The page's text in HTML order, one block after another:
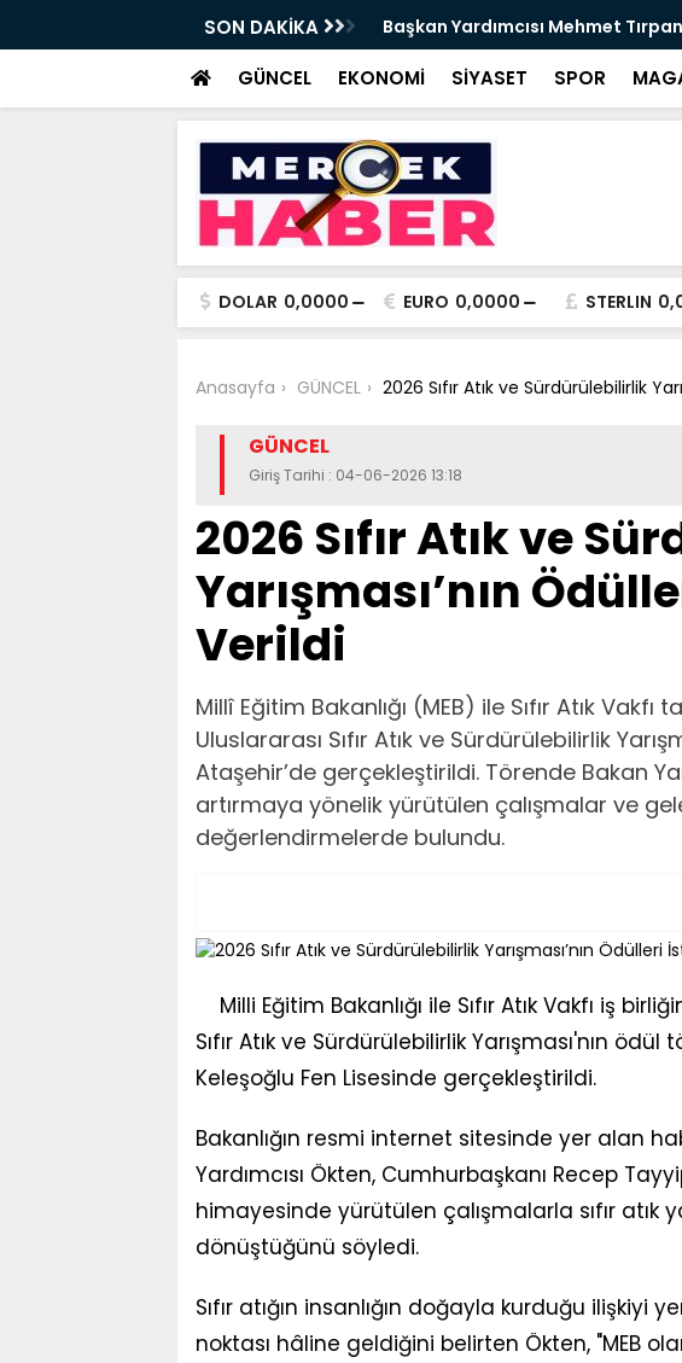
SON DAKİKA
Haftalık Basın Bilgilendirme Toplantısı
Başkan Yardımcısı Mehmet
Haber
GÜNCEL EKONOMİ SİYASET SPOR
DOLAR 0,0000 EURO 0,0000 STERLIN
Anasayfa GÜNCEL 2026 Sıfır Atık ve Sürdürülebilirlik
GÜNCEL
Giriş Tarihi : 04-06-2026 13:18
2026 Sıfır Atık ve
Yarışması’nın
Verildi
Millî Eğitim Bakanlığı (MEB) ile Sıfır Atık
Uluslararası Sıfır Atık ve Sürdürülebilirlik
Ataşehir’de gerçekleştirildi. Törende Bakan
artırmaya yönelik yürütülen çalışmalar ve
değerlendirmelerde bulundu.
Milli Eğitim Bakanlığı ile Sıfır Atık Vakfı iş
Sıfır Atık ve Sürdürülebilirlik Yarışması'nın
Keleşoğlu Fen Lisesinde gerçekleştirildi.
Bakanlığın resmi internet sitesinde yer alan
Yardımcısı Ökten, Cumhurbaşkanı Recep
himayesinde yürütülen çalışmalarla sıfır atık
dönüştüğünü söyledi.
Sıfır atığın insanlığın doğayla kurduğu
noktası hâline geldiğini belirten Ökten, "MEB